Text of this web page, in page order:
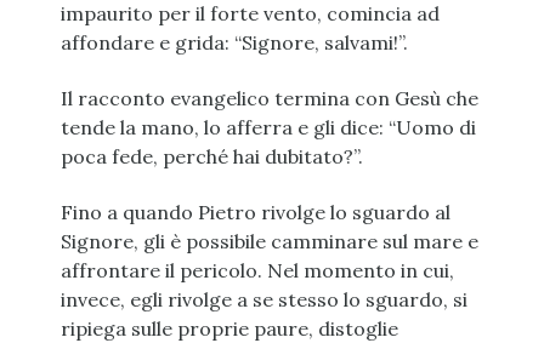
impaurito per il forte vento, comincia ad
affondare e grida: “Signore, salvami!”.
Il racconto evangelico termina con Gesù che
tende la mano, lo afferra e gli dice: “Uomo di
poca fede, perché hai dubitato?”.
Fino a quando Pietro rivolge lo sguardo al
Signore, gli è possibile camminare sul mare e
affrontare il pericolo. Nel momento in cui,
invece, egli rivolge a se stesso lo sguardo, si
ripiega sulle proprie paure, distoglie